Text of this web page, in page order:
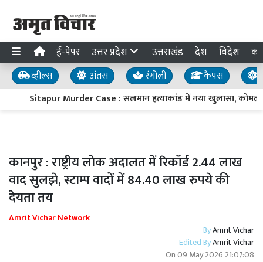
ई-पेपर उत्तर प्रदेश उत्तराखंड देश विदेश
व्हील्स अंतस रंगोली कैंपस
Sitapur Murder Case : सलमान हत्याकांड में नया खुलासा, कोमल
कानपुर : राष्ट्रीय लोक अदालत में रिकॉर्ड 2.44 लाख
वाद सुलझे, स्टाम्प वादों में 84.40 लाख रुपये की
देयता तय
Amrit Vichar Network
ByAmrit Vichar
Edited ByAmrit Vichar
On09 May 2026 21:07:08